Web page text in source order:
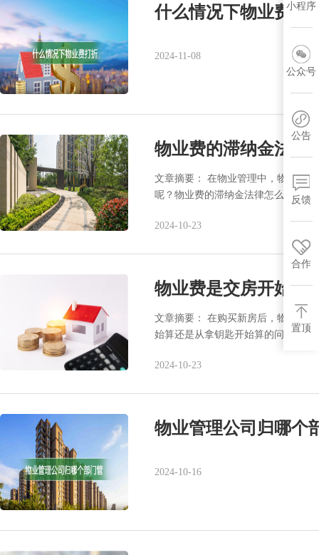
什么情况下物业费打
2024-11-08
物业费的滞纳金法律
文章摘要： 在物业管理中，物业费
呢？物业费的滞纳金法律怎么规定？
2024-10-23
物业费是交房开始算
文章摘要： 在购买新房后，物业管
始算还是从拿钥匙开始算的问题，
2024-10-23
物业管理公司归哪个
2024-10-16
小程序
公众号
公告
反馈
合作
置顶